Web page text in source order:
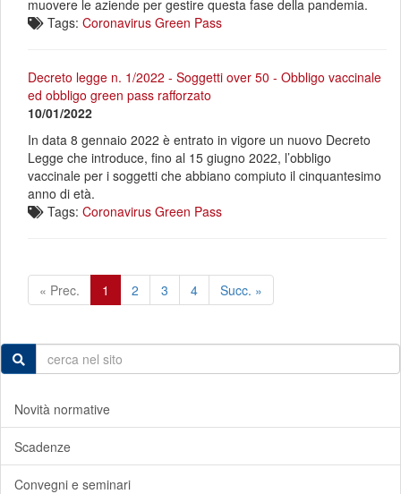
muovere le aziende per gestire questa fase della pandemia.
Tags: Coronavirus Green Pass
Decreto legge n. 1/2022 - Soggetti over 50 - Obbligo vaccinale
ed obbligo green pass rafforzato
10/01/2022
In data 8 gennaio 2022 è entrato in vigore un nuovo Decreto
Legge che introduce, fino al 15 giugno 2022, l’obbligo
vaccinale per i soggetti che abbiano compiuto il cinquantesimo
anno di età.
Tags: Coronavirus Green Pass
« Prec. 1 2 3 4 Succ. »
Novità normative
Scadenze
Convegni e seminari